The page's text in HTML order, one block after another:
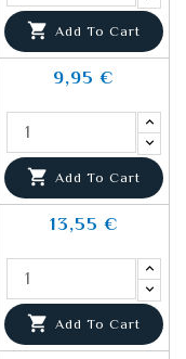
 Add To Cart
9,95 €
 Add To Cart
13,55 €
 Add To Cart